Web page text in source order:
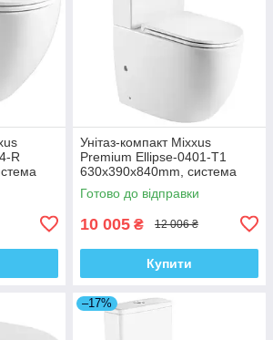
R
Унітаз-компакт Mixxus
Premium Ellipse-0401-T1
630x390x840mm, система
змиву TORNADO 1.0
(MP6467)
Готово до відправки
10 005 ₴ 12 006 ₴
Купити
–17%